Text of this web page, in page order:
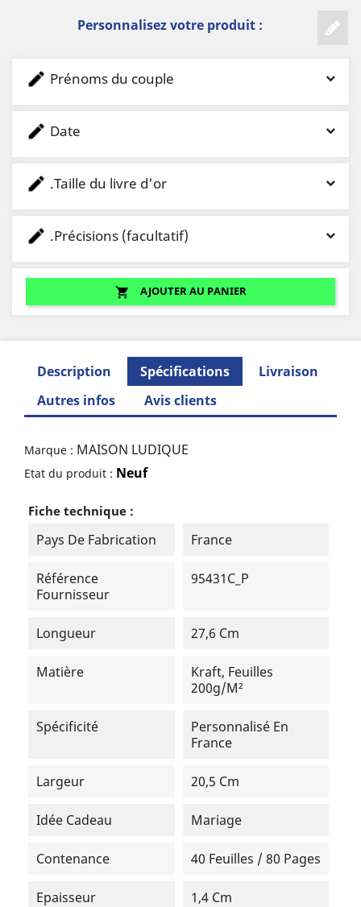
Personnalisez votre produit :
Prénoms du couple
Date
.Taille du livre d'or
.Précisions (facultatif)
shopping_cart AJOUTER AU PANIER
Description Spécifications
Livraison
Autres infos
Avis clients
Marque : MAISON LUDIQUE
Etat du produit : Neuf
Fiche technique :
Pays De Fabrication France
Référence
Fournisseur
95431C_P
Longueur 27,6 Cm
Matière
Kraft, Feuilles
200g/m²
Spécificité
Personnalisé En
France
Largeur 20,5 Cm
Idée Cadeau Mariage
Contenance 40 Feuilles / 80 Pages
Epaisseur 1,4 Cm